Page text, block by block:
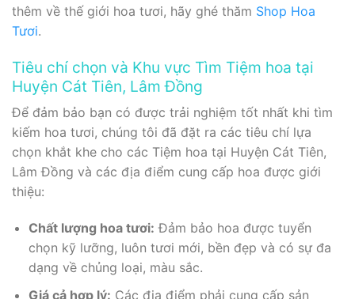
thêm về thế giới hoa tươi, hãy ghé thăm Shop Hoa
Tươi.
Tiêu chí chọn và Khu vực Tìm Tiệm hoa tại
Huyện Cát Tiên, Lâm Đồng
Để đảm bảo bạn có được trải nghiệm tốt nhất khi tìm
kiếm hoa tươi, chúng tôi đã đặt ra các tiêu chí lựa
chọn khắt khe cho các Tiệm hoa tại Huyện Cát Tiên,
Lâm Đồng và các địa điểm cung cấp hoa được giới
thiệu:
Chất lượng hoa tươi: Đảm bảo hoa được tuyển
chọn kỹ lưỡng, luôn tươi mới, bền đẹp và có sự đa
dạng về chủng loại, màu sắc.
Giá cả hợp lý: Các địa điểm phải cung cấp sản